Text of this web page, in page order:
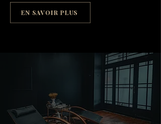
EN SAVOIR PLUS